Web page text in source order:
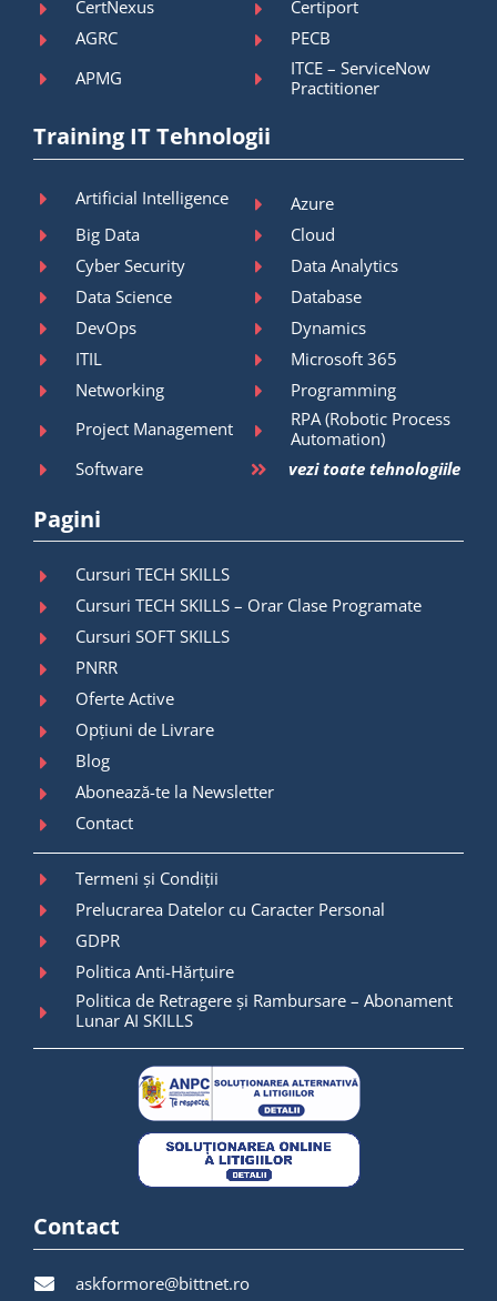
CertNexus
Certiport
AGRC
PECB
APMG
ITCE – ServiceNow
Practitioner
Training IT Tehnologii
Artificial Intelligence
Azure
Big Data
Cloud
Cyber Security
Data Analytics
Data Science
Database
DevOps
Dynamics
ITIL
Microsoft 365
Networking
Programming
Project Management
RPA (Robotic Process
Automation)
Software
vezi toate tehnologiile
Pagini
Cursuri TECH SKILLS
Cursuri TECH SKILLS – Orar Clase Programate
Cursuri SOFT SKILLS
PNRR
Oferte Active
Opțiuni de Livrare
Blog
Abonează-te la Newsletter
Contact
Termeni și Condiții
Prelucrarea Datelor cu Caracter Personal
GDPR
Politica Anti-Hărțuire
Politica de Retragere și Rambursare – Abonament
Lunar AI SKILLS
Contact
askformore@bittnet.ro